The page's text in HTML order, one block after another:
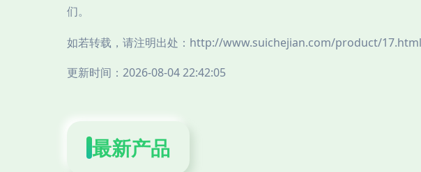
们。
如若转载，请注明出处：http://www.suichejian.com/product/17.html
更新时间：2026-08-04 22:42:05
最新产品